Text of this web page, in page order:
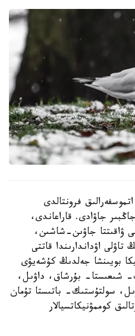
فرونتالدى
جاۋادى. قاراعاندى،
ۋاقىتتا جاۋىن-شاشىن،
اۋداندارىندا قاتتى
بويىنشا جەلدىڭ كۇشەيۋى
شىعىستا- بۇرشاق، داۋىل،
سولتۇستىك- باتىستا تۇمان
كوممۋنيكاتسيالار